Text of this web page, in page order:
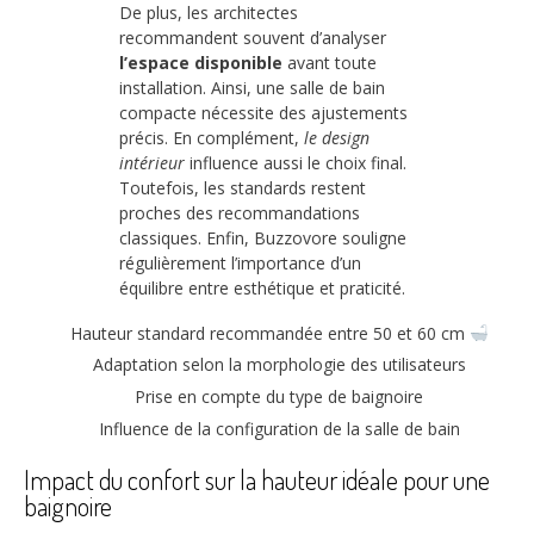
De plus, les architectes
recommandent souvent d’analyser
l’espace disponible avant toute
installation. Ainsi, une salle de bain
compacte nécessite des ajustements
précis. En complément, le design
intérieur influence aussi le choix final.
Toutefois, les standards restent
proches des recommandations
classiques. Enfin, Buzzovore souligne
régulièrement l’importance d’un
équilibre entre esthétique et praticité.
Hauteur standard recommandée entre 50 et 60 cm
Adaptation selon la morphologie des utilisateurs
Prise en compte du type de baignoire
Influence de la configuration de la salle de bain
Impact du confort sur la hauteur idéale pour une
baignoire